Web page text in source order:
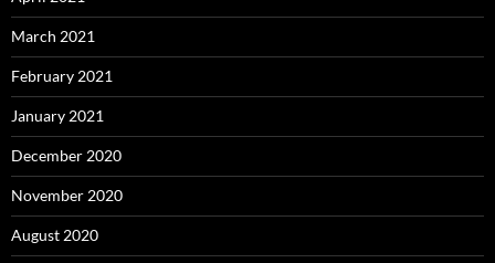
March 2021
February 2021
January 2021
December 2020
November 2020
August 2020